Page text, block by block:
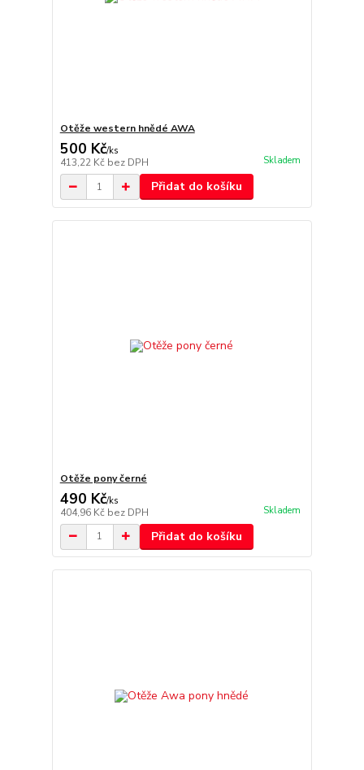
Otěže western hnědé AWA
500 Kč/ks
413,22 Kč bez DPH Skladem
Přidat do košíku
Otěže pony černé
490 Kč/ks
404,96 Kč bez DPH Skladem
Přidat do košíku